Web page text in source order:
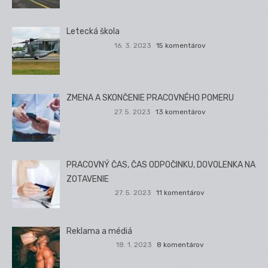
Letecká škola
16. 3. 2023 15 komentárov
ZMENA A SKONČENIE PRACOVNÉHO POMERU
27. 5. 2023 13 komentárov
PRACOVNÝ ČAS, ČAS ODPOČINKU, DOVOLENKA NA
ZOTAVENIE
27. 5. 2023 11 komentárov
Reklama a médiá
18. 1. 2023 8 komentárov